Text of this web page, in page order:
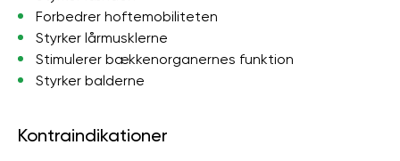
Forbedrer hoftemobiliteten
Styrker lårmusklerne
Stimulerer bækkenorganernes funktion
Styrker balderne
Kontraindikationer